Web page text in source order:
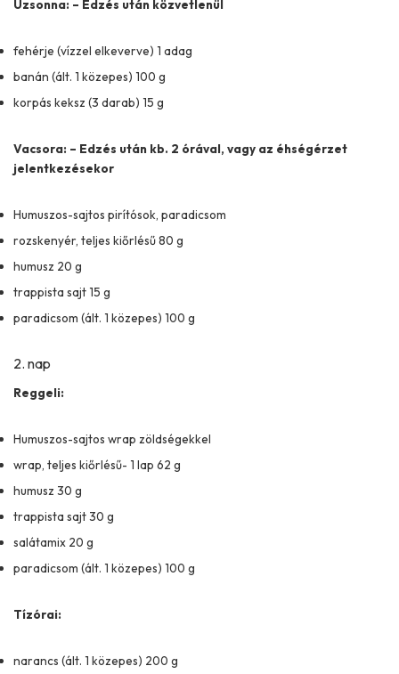
Uzsonna: – Edzés után közvetlenül
fehérje (vízzel elkeverve) 1 adag
banán (ált. 1 közepes) 100 g
korpás keksz (3 darab) 15 g
Vacsora: – Edzés után kb. 2 órával, vagy az éhségérzet
jelentkezésekor
Humuszos-sajtos pirítósok, paradicsom
rozskenyér, teljes kiőrlésű 80 g
humusz 20 g
trappista sajt 15 g
paradicsom (ált. 1 közepes) 100 g
2. nap
Reggeli:
Humuszos-sajtos wrap zöldségekkel
wrap, teljes kiőrlésű- 1 lap 62 g
humusz 30 g
trappista sajt 30 g
salátamix 20 g
paradicsom (ált. 1 közepes) 100 g
Tízórai:
narancs (ált. 1 közepes) 200 g